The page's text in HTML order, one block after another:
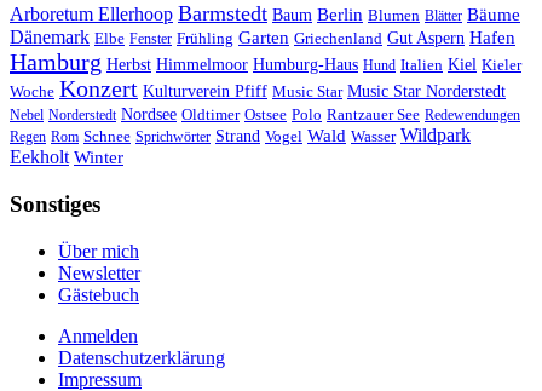
Arboretum Ellerhoop Barmstedt Baum Berlin Blumen Blätter Bäume
Dänemark Elbe Fenster Frühling Garten Griechenland Gut Aspern Hafen
Hamburg Herbst Himmelmoor Humburg-Haus Hund Italien Kiel Kieler
Woche Konzert Kulturverein Pfiff Music Star Music Star Norderstedt
Nebel Norderstedt Nordsee Oldtimer Ostsee Polo Rantzauer See Redewendungen
Regen Rom Schnee Sprichwörter Strand Vogel Wald Wasser Wildpark
Eekholt Winter
Sonstiges
Über mich
Newsletter
Gästebuch
Anmelden
Datenschutzerklärung
Impressum